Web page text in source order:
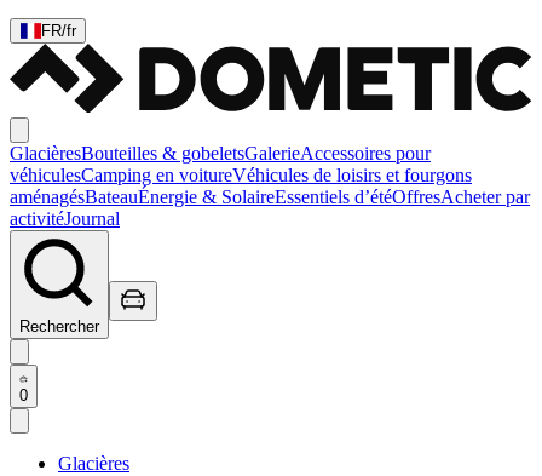
FR/fr
GlacièresBouteilles & gobeletsGalerieAccessoires pour
véhiculesCamping en voitureVéhicules de loisirs et fourgons
aménagésBateauÉnergie & SolaireEssentiels d’étéOffresAcheter par
activitéJournal
Rechercher
0
Glacières